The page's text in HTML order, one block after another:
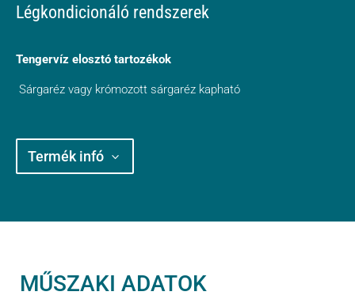
Légkondicionáló rendszerek
Tengervíz elosztó tartozékok
Sárgaréz vagy krómozott sárgaréz kapható
Termék infó
MŰSZAKI ADATOK